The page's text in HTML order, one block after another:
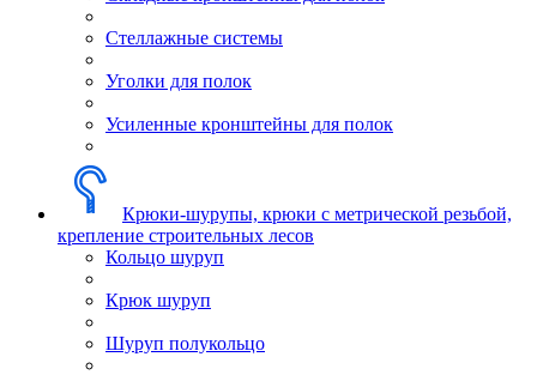
Стеллажные системы
Уголки для полок
Усиленные кронштейны для полок
Крюки-шурупы, крюки с метрической резьбой,
крепление строительных лесов
Кольцо шуруп
Крюк шуруп
Шуруп полукольцо